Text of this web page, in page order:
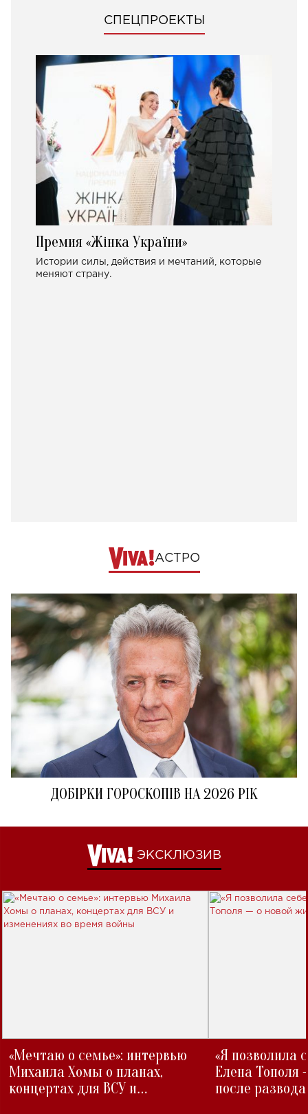
СПЕЦПРОЕКТЫ
Премия «Жінка України»
Истории силы, действия и мечтаний, которые
меняют страну.
АСТРО
ДОБІРКИ ГОРОСКОПІВ НА 2026 РІК
ЭКСКЛЮЗИВ
«Мечтаю о семье»: интервью
Михаила Хомы о планах,
концертах для ВСУ и
«Я позволила
Елена Тополя
после развода